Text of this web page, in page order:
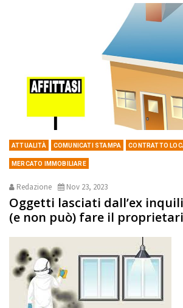
ATTUALITÀ COMUNICATI STAMPA CONTRATTO
MERCATO IMMOBILIARE
Redazione Nov 23, 2023
Oggetti lasciati dall’ex
(e non può) fare il